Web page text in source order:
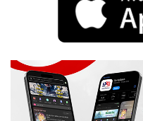
Khoa Huyễn Không Gian
Kiếm Hiệp
Kỳ Huyễn